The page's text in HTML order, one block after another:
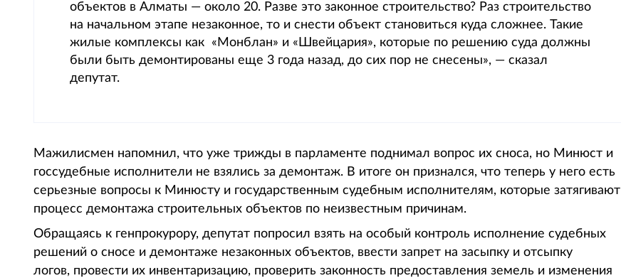
объектов в Алматы — около 20. Разве это законное строительство? Раз строительство
на начальном этапе незаконное, то и снести объект становиться куда сложнее. Такие
жилые комплексы как «Монблан» и «Швейцария», которые по решению суда должны
были быть демонтированы еще 3 года назад, до сих пор не снесены», — сказал
депутат.
Мажилисмен напомнил, что уже трижды в парламенте поднимал вопрос их сноса, но Минюст и
госсудебные исполнители не взялись за демонтаж. В итоге он признался, что теперь у него есть
серьезные вопросы к Минюсту и государственным судебным исполнителям, которые затягивают
процесс демонтажа строительных объектов по неизвестным причинам.
Обращаясь к генпрокурору, депутат попросил взять на особый контроль исполнение судебных
решений о сносе и демонтаже незаконных объектов, ввести запрет на засыпку и отсыпку
логов, провести их инвентаризацию, проверить законность предоставления земель и изменения